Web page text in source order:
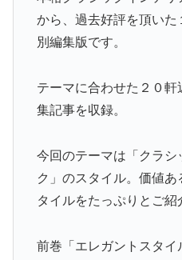
から、過去好評を頂い
別編集版です。
テーマに合わせた２０
集記事を収録。
今回のテーマは「クラシ
ク」のスタイル。価値
タイルをたっぷりとご紹
前巻「エレガントスタ